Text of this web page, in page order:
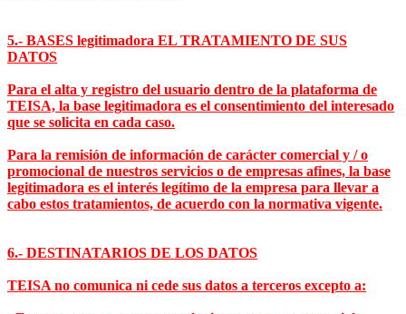
5.- BASES legitimadora EL TRATAMIENTO DE SUS
DATOS
Para el alta y registro del usuario dentro de la plataforma de
TEISA, la base legitimadora es el consentimiento del interesado
que se solicita en cada caso.
Para la remisión de información de carácter comercial y / o
promocional de nuestros servicios o de empresas afines, la base
legitimadora es el interés legítimo de la empresa para llevar a
cabo estos tratamientos, de acuerdo con la normativa vigente.
6.- DESTINATARIOS DE LOS DATOS
TEISA no comunica ni cede sus datos a terceros excepto a: